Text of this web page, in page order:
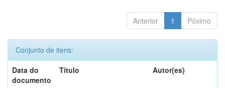
Anterior 1 Póximo
Conjunto de itens:
Data do
documento
Título Autor(es)